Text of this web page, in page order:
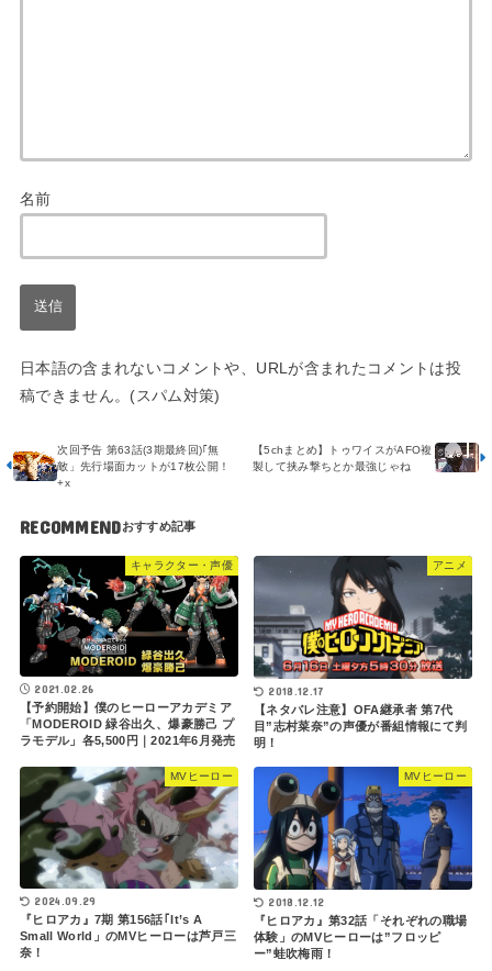
名前
日本語の含まれないコメントや、URLが含まれたコメントは投
稿できません。(スパム対策)
【5chまとめ】トゥワイスがAFO複
製して挟み撃ちとか最強じゃね
次回予告 第63話(3期最終回)｢無
敵」先行場面カットが17枚公開！
+x
RECOMMEND
キャラクター・声優
2021.02.26
【予約開始】僕のヒーローアカデミア
「MODEROID 緑谷出久、爆豪勝己 プ
ラモデル」各5,500円｜2021年6月発売
アニメ
2018.12.17
【ネタバレ注意】OFA継承者 第7代
目”志村菜奈”の声優が番組情報にて判
明！
MVヒーロー
2024.09.29
『ヒロアカ』7期 第156話｢It’s A
Small World」のMVヒーローは芦戸三
奈！
MVヒーロー
2018.12.12
『ヒロアカ』第32話「それぞれの職場
体験」のMVヒーローは”フロッピ
ー”蛙吹梅雨！